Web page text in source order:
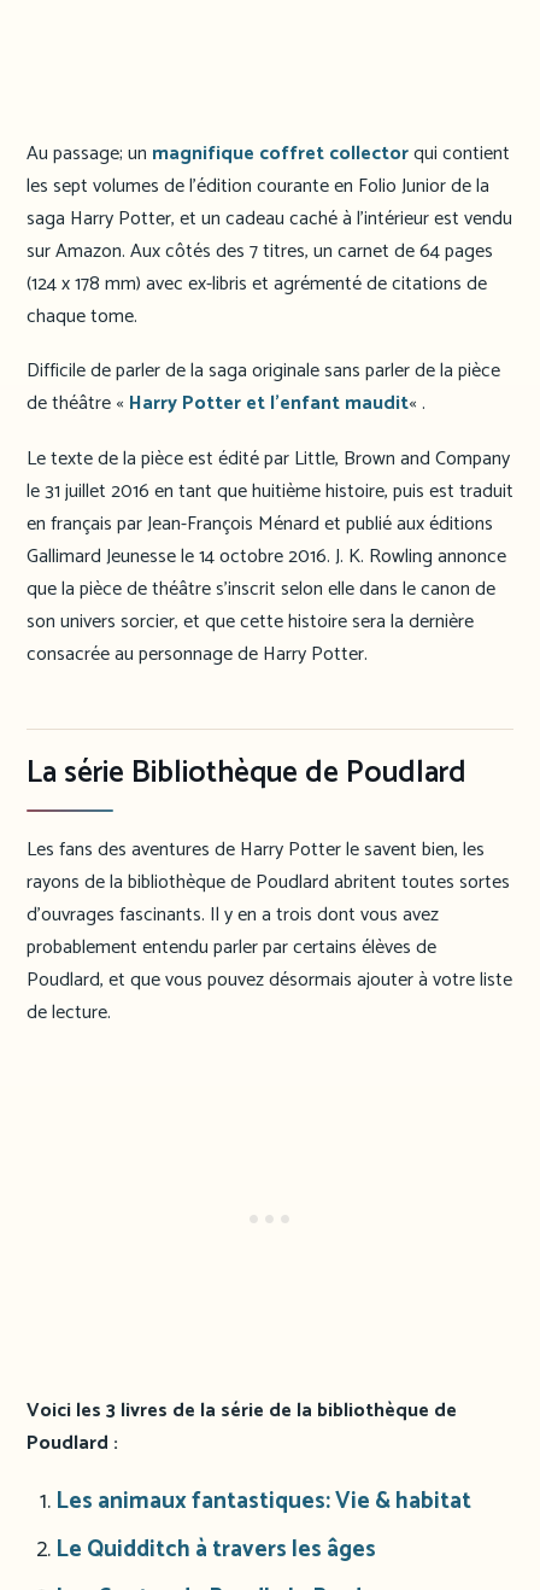
Au passage; un magnifique coffret collectorqui contient
les sept volumes de l’édition courante en Folio Junior de la
saga Harry Potter, et un cadeau caché à l’intérieur est vendu
sur Amazon. Aux côtés des 7 titres, un carnet de 64 pages
(124 x 178 mm) avec ex-libris et agrémenté de citations de
chaque tome.
Difficile de parler de la saga originale sans parler de la pièce
de théâtre « Harry Potter et l’enfant maudit« .
Le texte de la pièce est édité par Little, Brown and Company
le 31 juillet 2016 en tant que huitième histoire, puis est traduit
en français par Jean-François Ménard et publié aux éditions
Gallimard Jeunesse le 14 octobre 2016. J. K. Rowling annonce
que la pièce de théâtre s’inscrit selon elle dans le canon de
son univers sorcier, et que cette histoire sera la dernière
consacrée au personnage de Harry Potter.
La série Bibliothèque de Poudlard
Les fans des aventures de Harry Potter le savent bien, les
rayons de la bibliothèque de Poudlard abritent toutes sortes
d’ouvrages fascinants. Il y en a trois dont vous avez
probablement entendu parler par certains élèves de
Poudlard, et que vous pouvez désormais ajouter à votre liste
de lecture.
Voici les 3 livres de la série de la bibliothèque de
Poudlard :
Les animaux fantastiques: Vie & habitat
Le Quidditch à travers les âges